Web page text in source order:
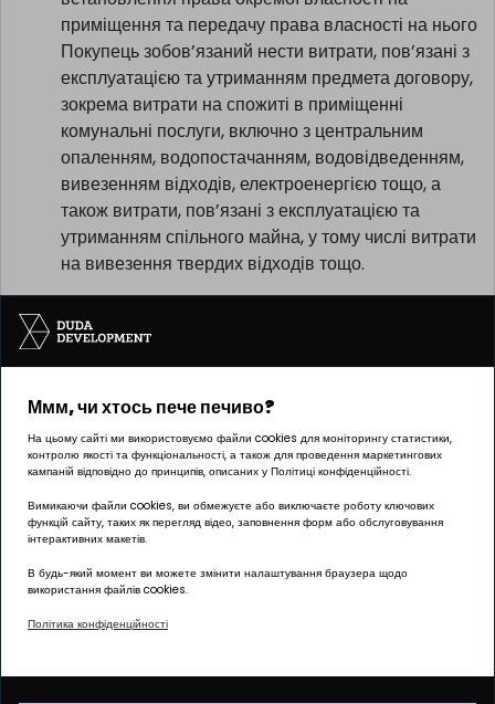
Ммм, чи хтось пече печиво?
На цьому сайті ми використовуємо файли cookies для моніторингу статистики,
контролю якості та функціональності, а також для проведення маркетингових
кампаній відповідно до принципів, описаних у Політиці конфіденційності.
Вимикаючи файли cookies, ви обмежуєте або виключаєте роботу ключових
функцій сайту, таких як перегляд відео, заповнення форм або обслуговування
інтерактивних макетів.
В будь-який момент ви можете змінити налаштування браузера щодо
використання файлів cookies.
Політика конфіденційності
встановлення права окремої власності на
приміщення та передачу права власності на нього
Покупець зобов’язаний нести витрати, пов’язані з
експлуатацією та утриманням предмета договору,
зокрема витрати на спожиті в приміщенні
комунальні послуги, включно з центральним
опаленням, водопостачанням, водовідведенням,
вивезенням відходів, електроенергією тощо, а
також витрати, пов’язані з експлуатацією та
утриманням спільного майна, у тому числі витрати
на вивезення твердих відходів тощо.
Інвестицію реалізує компанія Pułaskiego 19 sp. z o.o.
вул. Палача 144, 60-278 Познань
biuro@dudadevelopment.pl